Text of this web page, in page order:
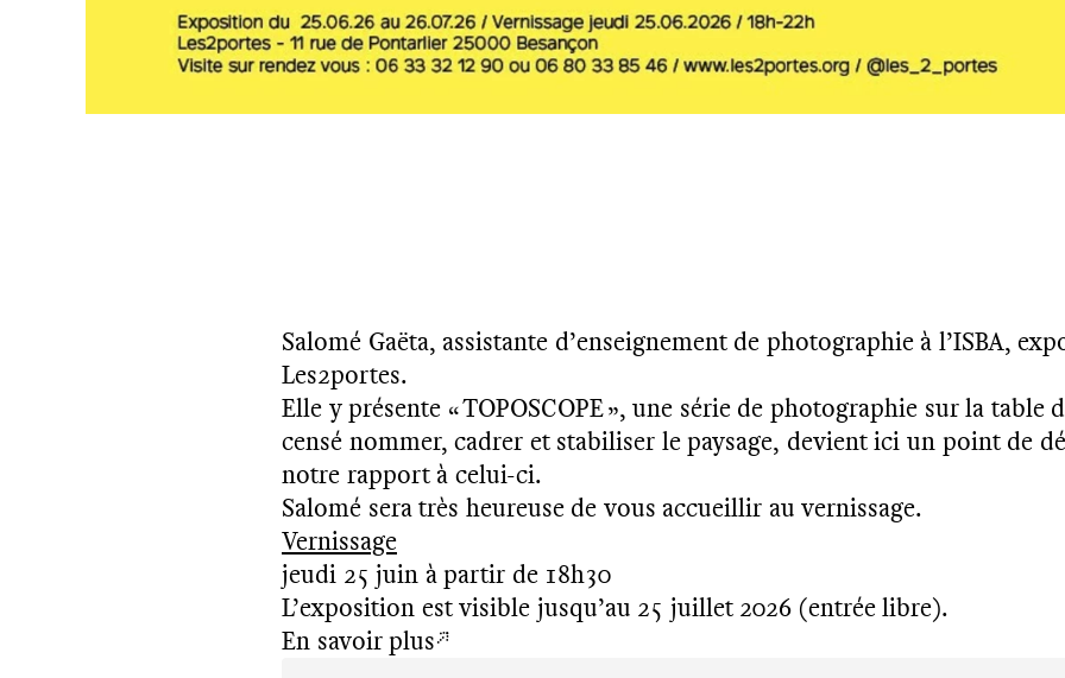
Salomé Gaëta, assistante d’enseignement de photographie à l’ISBA,
Les2portes.
Elle y présente « TOPOSCOPE », une série de photographie sur la
censé nommer, cadrer et stabiliser le paysage, devient ici un point de
notre rapport à celui-ci.
Salomé sera très heureuse de vous accueillir au vernissage.
Vernissage
jeudi 25 juin à partir de 18h30
L’exposition est visible jusqu’au 25 juillet 2026 (entrée libre).
En savoir plus